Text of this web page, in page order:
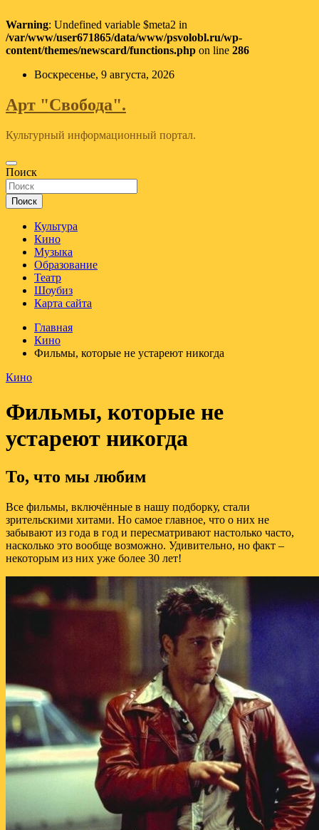
Warning: Undefined variable $meta2 in
/var/www/user671865/data/www/psvolobl.ru/wp-
content/themes/newscard/functions.php on line 286
Перейти
содержимому
Воскресенье, 9 августа, 2026
Арт "Свобода".
Культурный информационный портал.
Поиск
Поиск
Культура
Кино
Музыка
Образование
Театр
Шоубиз
Карта сайта
Главная
Кино
Фильмы, которые не устареют никогда
Кино
Фильмы, которые не
устареют никогда
То, что мы любим
Все фильмы, включённые в нашу подборку, стали
зрительскими хитами. Но самое главное, что о них не
забывают из года в год и пересматривают настолько часто,
насколько это вообще возможно. Удивительно, но факт –
некоторым из них уже более 30 лет!